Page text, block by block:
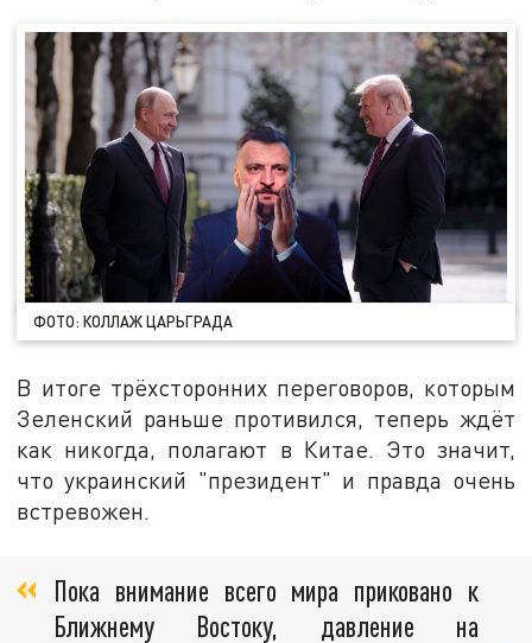
ФОТО: КОЛЛАЖ ЦАРЬГРАДА
В итоге трёхсторонних переговоров, которым
Зеленский раньше противился, теперь ждёт
как никогда, полагают в Китае. Это значит,
что украинский "президент" и правда очень
встревожен.
Пока внимание всего мира приковано к
Ближнему Востоку, давление на